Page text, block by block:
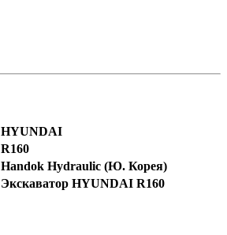
HYUNDAI
R160
Handok Hydraulic (Ю. Корея)
Экскаватор HYUNDAI R160